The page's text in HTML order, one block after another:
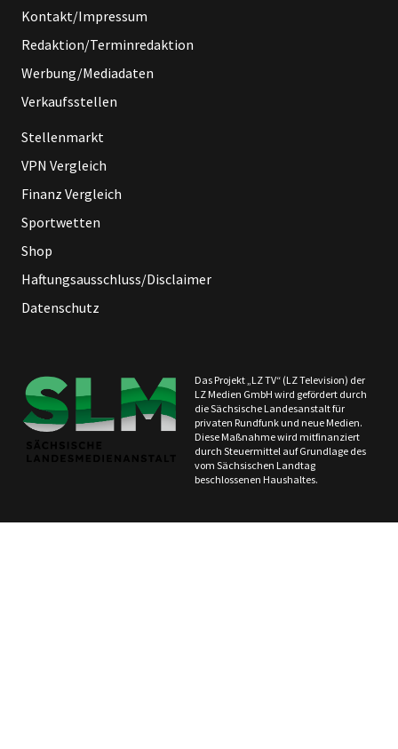
Kontakt/Impressum
Redaktion/Terminredaktion
Werbung/Mediadaten
Verkaufsstellen
Stellenmarkt
VPN Vergleich
Finanz Vergleich
Sportwetten
Shop
Haftungsausschluss/Disclaimer
Datenschutz
Das Projekt „LZ TV“ (LZ Television) der
LZ Medien GmbH wird gefördert durch
die Sächsische Landesanstalt für
privaten Rundfunk und neue Medien.
Diese Maßnahme wird mitfinanziert
durch Steuermittel auf Grundlage des
vom Sächsischen Landtag
beschlossenen Haushaltes.